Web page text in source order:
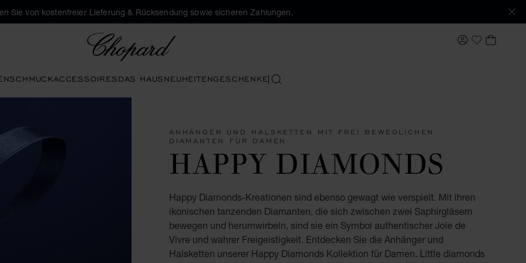
Sie von kostenfreier Lieferung & Rücksendung sowie sicheren Zahlungen.
MEIN KONTO
My Wishlist
MEIN
SCHMUCKACCESSOIRESDAS HAUSNEUHEITENGESCHENKESUCHEN
ANHÄNGER UND HALSKETTEN MIT FREI BEWEGLICHEN
DIAMANTEN FÜR DAMEN
HAPPY DIAMONDS
Happy Diamonds-Kreationen sind ebenso gewagt wie verspielt. Mit ihren
ikonischen tanzenden Diamanten, die sich zwischen zwei Saphirgläsern
bewegen und herumwirbeln, sind sie ein Symbol authentischer Joie de
Vivre und wahrer Freigeistigkeit. Entdecken Sie die Anhänger und
Halsketten unserer Happy Diamonds Kollektion für Damen. Little diamonds